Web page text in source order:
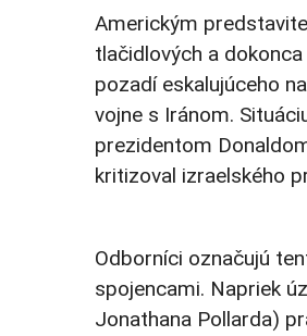
Americkým
tlačidlových a
pozadí eskalujúceho
vojne s Iránom.
prezidentom
kritizoval izraelského
Odborníci označujú
spojencami. Napriek
Jonathana Pollarda)